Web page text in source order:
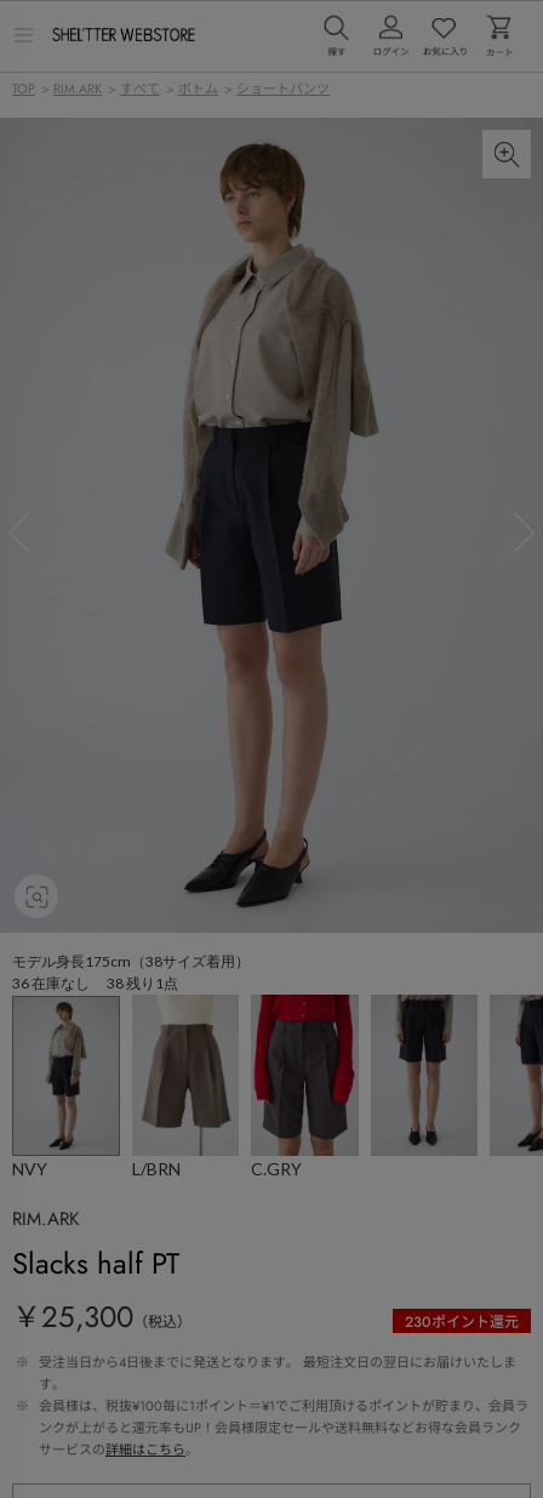
ー
を
TOP > RIM.ARK > すべて > ボトム > ショートパンツ
モデル身長175cm（38サイズ着用）
36 在庫なし 38 残り1点
NVY L/BRN C.GRY
RIM.ARK
Slacks half PT
￥25,300 （税込） 230ポイント還元
※
受注当日から4日後までに発送となります。 最短注文日の翌日にお届けいたしま
す。
※
会員様は、税抜¥100毎に1ポイント＝¥1でご利用頂けるポイントが貯まり、会員ラ
ンクが上がると還元率もUP！会員様限定セールや送料無料などお得な会員ランク
サービスの詳細はこちら。